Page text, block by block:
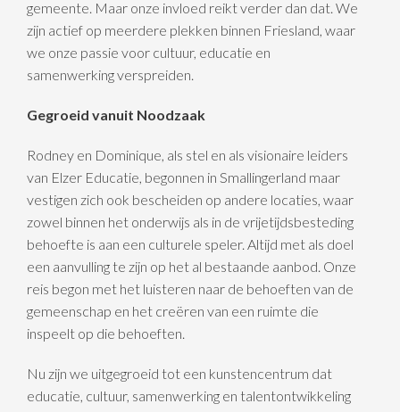
gemeente. Maar onze invloed reikt verder dan dat. We
zijn actief op meerdere plekken binnen Friesland, waar
we onze passie voor cultuur, educatie en
samenwerking verspreiden.
Gegroeid vanuit Noodzaak
Rodney en Dominique, als stel en als visionaire leiders
van Elzer Educatie, begonnen in Smallingerland maar
vestigen zich ook bescheiden op andere locaties, waar
zowel binnen het onderwijs als in de vrijetijdsbesteding
behoefte is aan een culturele speler. Altijd met als doel
een aanvulling te zijn op het al bestaande aanbod. Onze
reis begon met het luisteren naar de behoeften van de
gemeenschap en het creëren van een ruimte die
inspeelt op die behoeften.
Nu zijn we uitgegroeid tot een kunstencentrum dat
educatie, cultuur, samenwerking en talentontwikkeling